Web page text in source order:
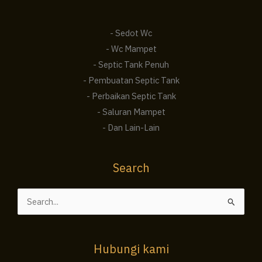
- Sedot Wc
- Wc Mampet
- Septic Tank Penuh
- Pembuatan Septic Tank
- Perbaikan Septic Tank
- Saluran Mampet
- Dan Lain-Lain
Search
Cari
Hubungi kami